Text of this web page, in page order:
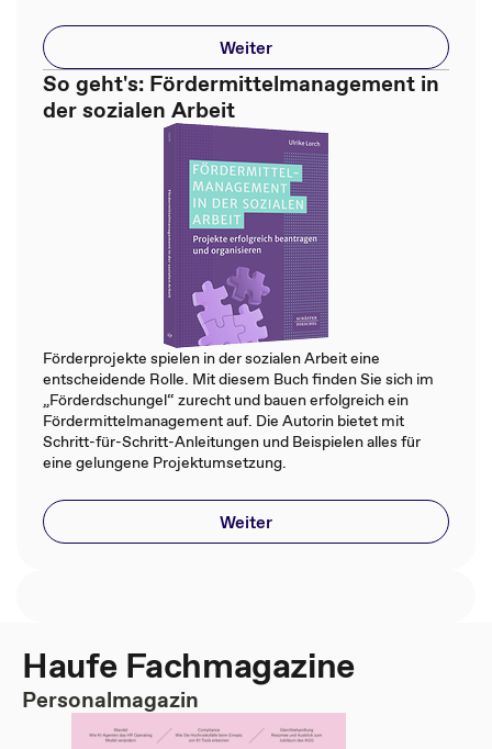
Weiter
So geht's: Fördermittelmanagement in
der sozialen Arbeit
Förderprojekte spielen in der sozialen Arbeit eine
entscheidende Rolle. Mit diesem Buch finden Sie sich im
„Förderdschungel“ zurecht und bauen erfolgreich ein
Fördermittelmanagement auf. Die Autorin bietet mit
Schritt-für-Schritt-Anleitungen und Beispielen alles für
eine gelungene Projektumsetzung.
Weiter
Haufe Fachmagazine
Personalmagazin